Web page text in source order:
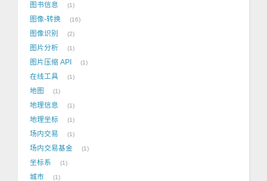
图书信息 1
图像-转换 16
图像识别 2
图片分析 1
图片压缩 API 1
在线工具 1
地图 1
地理信息 1
地理坐标 1
场内交易 1
场内交易基金 1
坐标系 1
城市 1